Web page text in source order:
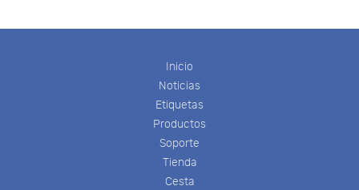
Inicio
Noticias
Etiquetas
Productos
Soporte
Tienda
Cesta